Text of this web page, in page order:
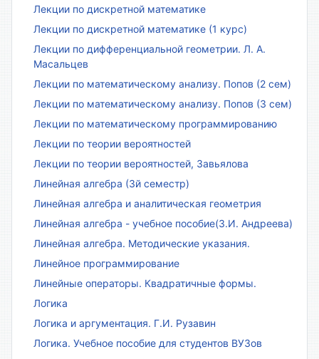
Лекции по дискретной математике
Лекции по дискретной математике (1 курс)
Лекции по дифференциальной геометрии. Л. А.
Масальцев
Лекции по математическому анализу. Попов (2 сем)
Лекции по математическому анализу. Попов (3 сем)
Лекции по математическому программированию
Лекции по теории вероятностей
Лекции по теории вероятностей, Завьялова
Линейная алгебра (3й семестр)
Линейная алгебра и аналитическая геометрия
Линейная алгебра - учебное пособие(З.И. Андреева)
Линейная алгебра. Методические указания.
Линейное программирование
Линейные операторы. Квадратичные формы.
Логика
Логика и аргументация. Г.И. Рузавин
Логика. Учебное пособие для студентов ВУЗов